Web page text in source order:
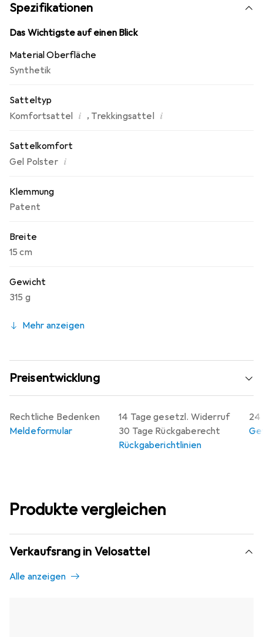
Spezifikationen
Das Wichtigste auf einen Blick
Material Oberfläche
Synthetik
Satteltyp
Komfortsattel i , Trekkingsattel i
Sattelkomfort
Gel Polster i
Klemmung
Patent
Breite
15 cm
Gewicht
315 g
Mehr anzeigen
Preisentwicklung
14 Tage gesetzl. Widerruf
30 Tage Rückgaberecht
Rückgaberichtlinien
24
Rechtliche Bedenken
Meldeformular
Produkte vergleichen
Verkaufsrang in Velosattel
Alle anzeigen